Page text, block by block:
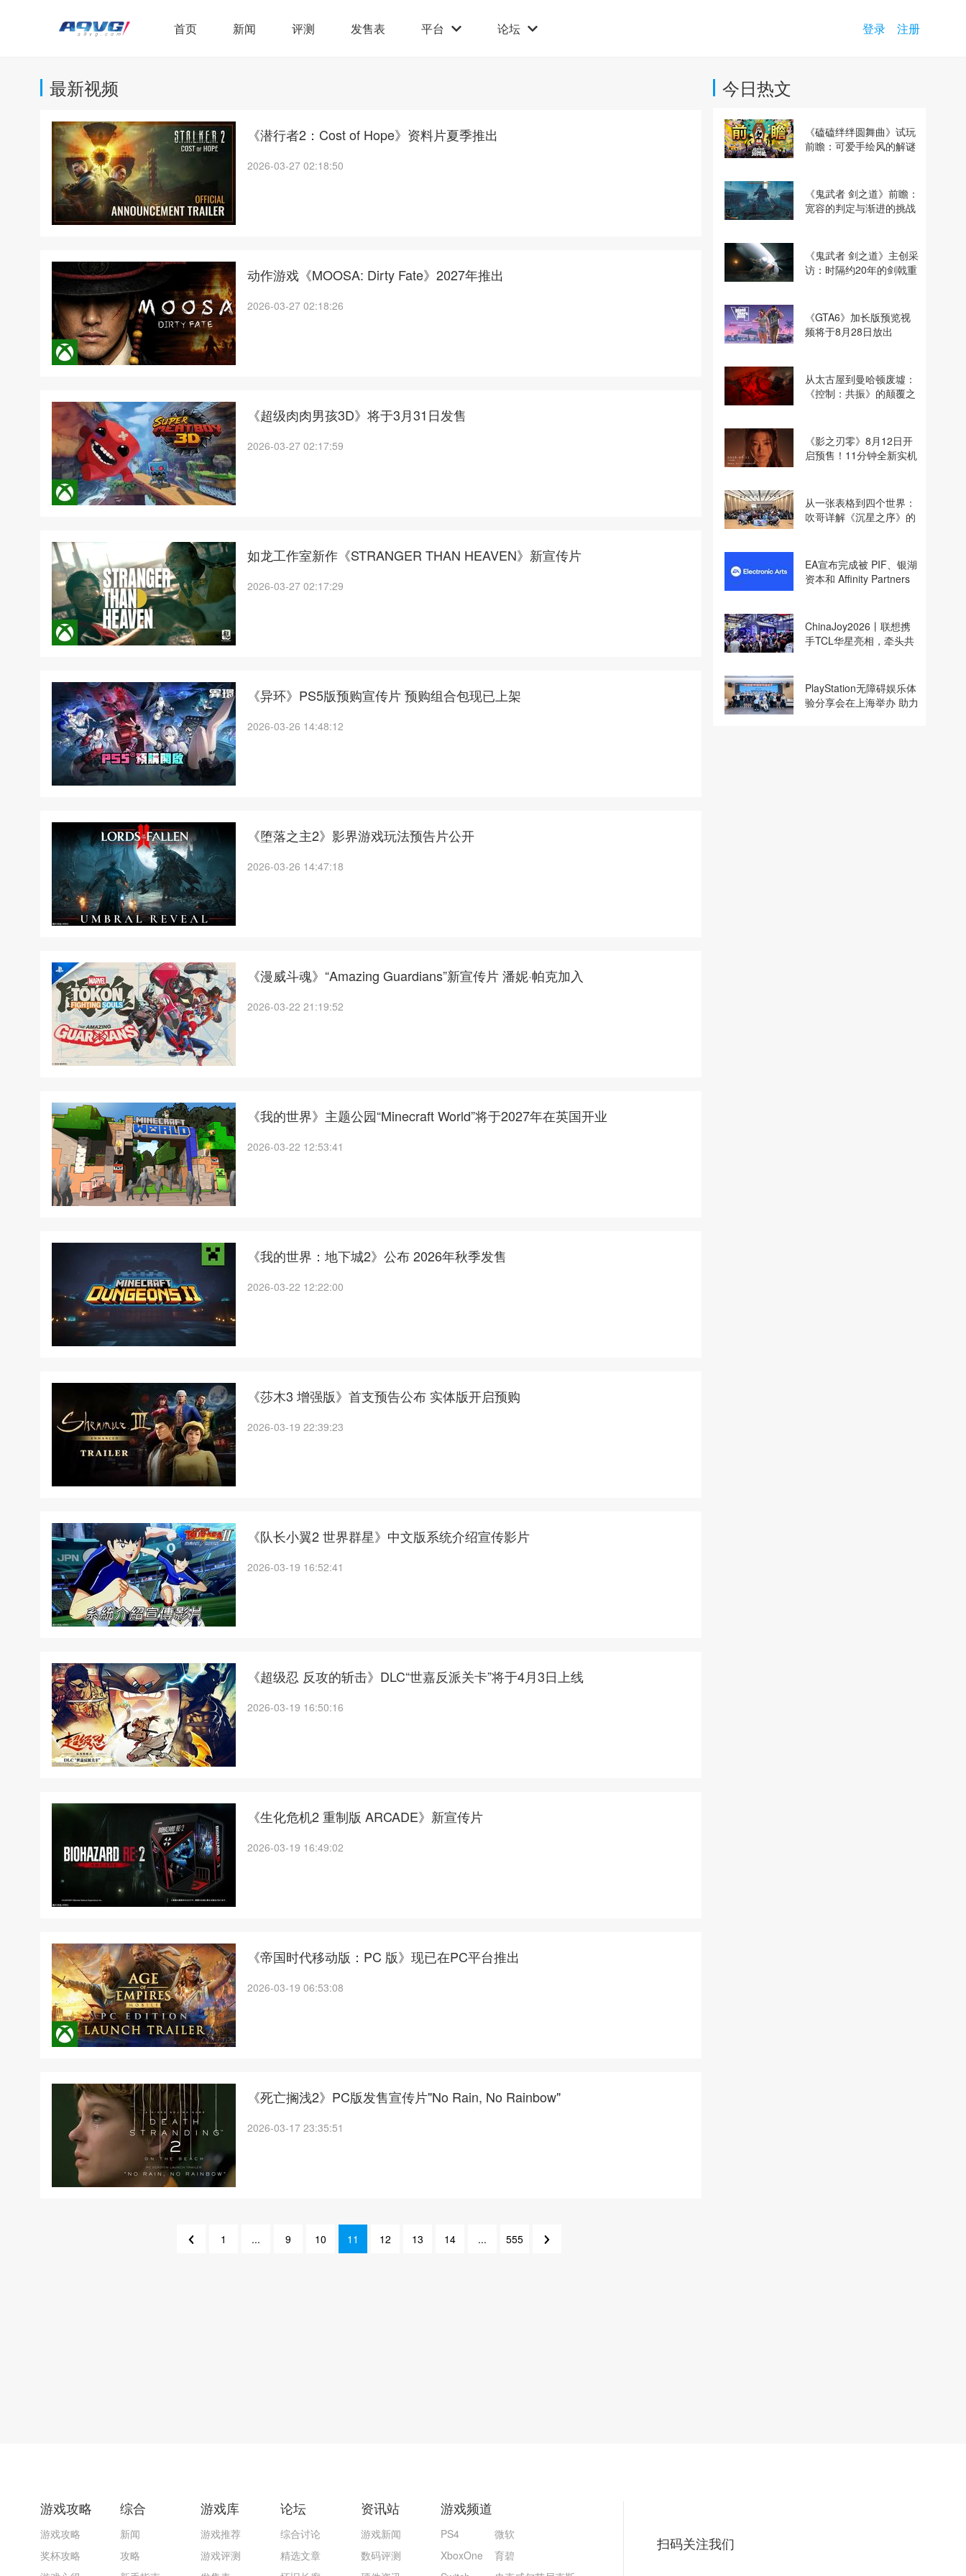
首页 新闻 评测 发售表 平台 论坛 登录 注册
最新视频
《潜行者2：Cost of Hope》资料片夏季推出
2026-03-27 02:18:50
动作游戏《MOOSA: Dirty Fate》2027年推出
2026-03-27 02:18:26
《超级肉肉男孩3D》将于3月31日发售
2026-03-27 02:17:59
如龙工作室新作《STRANGER THAN HEAVEN》新宣传片
2026-03-27 02:17:29
《异环》PS5版预购宣传片 预购组合包现已上架
2026-03-26 14:48:12
《堕落之主2》影界游戏玩法预告片公开
2026-03-26 14:47:18
《漫威斗魂》“Amazing Guardians”新宣传片 潘妮·帕克加入
2026-03-22 21:19:52
《我的世界》主题公园“Minecraft World”将于2027年在英国开业
2026-03-22 12:53:41
《我的世界：地下城2》公布 2026年秋季发售
2026-03-22 12:22:00
《莎木3 增强版》首支预告公布 实体版开启预购
2026-03-19 22:39:23
《队长小翼2 世界群星》中文版系统介绍宣传影片
2026-03-19 16:52:41
《超级忍 反攻的斩击》DLC“世嘉反派关卡”将于4月3日上线
2026-03-19 16:50:16
《生化危机2 重制版 ARCADE》新宣传片
2026-03-19 16:49:02
《帝国时代移动版：PC 版》现已在PC平台推出
2026-03-19 06:53:08
《死亡搁浅2》PC版发售宣传片"No Rain, No Rainbow"
2026-03-17 23:35:51
10 1 ...
8 9 10 11 12 13 14 ...
15 555 12
今日热文
《磕磕绊绊圆舞曲》试玩
前瞻：可爱手绘风的解谜
《鬼武者 剑之道》前瞻：
宽容的判定与渐进的挑战
《鬼武者 剑之道》主创采
访：时隔约20年的剑戟重
《GTA6》加长版预览视
频将于8月28日放出
从太古屋到曼哈顿废墟：
《控制：共振》的颠覆之
《影之刃零》8月12日开
启预售！11分钟全新实机
从一张表格到四个世界：
吹哥详解《沉星之序》的
EA宣布完成被 PIF、银湖
资本和 Affinity Partners
ChinaJoy2026丨联想携
手TCL华星亮相，牵头共
PlayStation无障碍娱乐体
验分享会在上海举办 助力
游戏攻略
游戏攻略
奖杯攻略
综合
新闻
攻略
游戏库
游戏推荐
游戏评测
论坛
综合讨论
精选文章
资讯站
游戏新闻
数码评测
游戏频道
PS4
XboxOne
微软
育碧
扫码关注我们